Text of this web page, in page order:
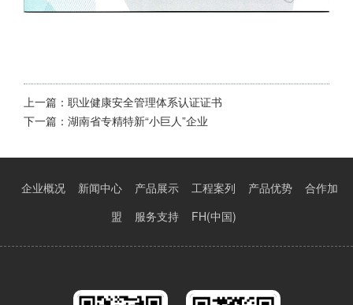
上一篇： 职业健康安全管理体系认证证书
下一篇： 湖南省专精特新“小巨人”企业
企业概况 新闻中心 产品展示 工程案列 产品优势
合作加
盟
服务支持 FH(中国)